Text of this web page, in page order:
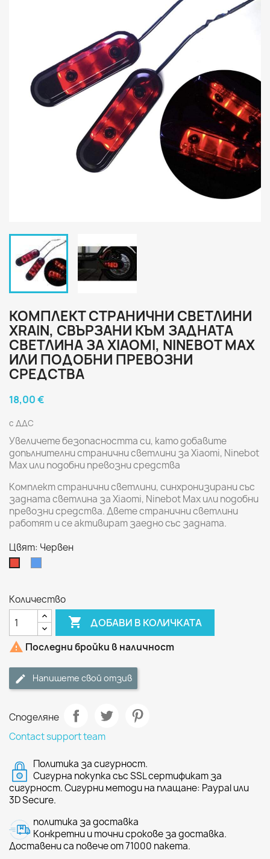
КОМПЛЕКТ СТРАНИЧНИ СВЕТЛИНИ
XRAIN, СВЪРЗАНИ КЪМ ЗАДНАТА
СВЕТЛИНА ЗА XIAOMI, NINEBOT MAX
ИЛИ ПОДОБНИ ПРЕВОЗНИ
СРЕДСТВА
18,00 €
с ДДС
Увеличете безопасността си, като добавите
допълнителни странични светлини за Xiaomi, Ninebot
Max или подобни превозни средства
Комплект странични светлини, синхронизирани със
задната светлина за Xiaomi, Ninebot Max или подобни
превозни средства. Двете странични светлини
работят и се активират заедно със задната.
Цвят: Червен
Количество
 ДОБАВИ В КОЛИЧКАТА
 Последни бройки в наличност
Напишете свой отзив
Споделяне
Contact support team
Политика за сигурност.
Сигурна покупка със SSL сертификат за
сигурност. Сигурни методи на плащане: Paypal или
3D Secure.
политика за доставка
Конкретни и точни срокове за доставка.
Доставени са повече от 71000 пакета.